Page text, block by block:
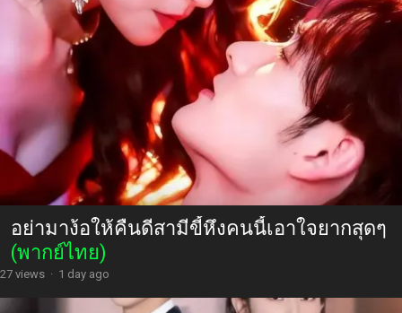
อย่ามาง้อให้คืนดีสามีขี้หึงคนนี้เอาใจยากสุดๆ
(พากย์ไทย)
27 views · 1 day ago